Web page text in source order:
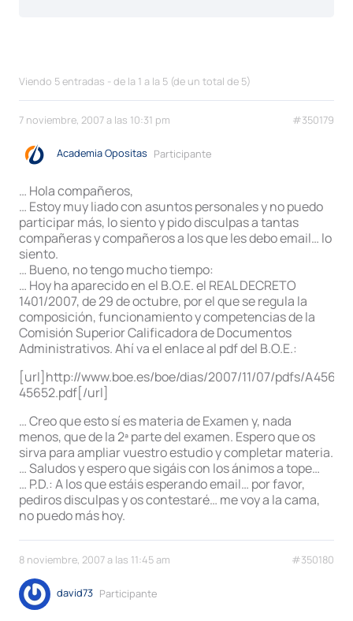
Viendo 5 entradas - de la 1 a la 5 (de un total de 5)
7 noviembre, 2007 a las 10:31 pm #350179
Academia Opositas Participante
… Hola compañeros,
… Estoy muy liado con asuntos personales y no puedo
participar más, lo siento y pido disculpas a tantas
compañeras y compañeros a los que les debo email… lo
siento.
… Bueno, no tengo mucho tiempo:
… Hoy ha aparecido en el B.O.E. el REAL DECRETO
1401/2007, de 29 de octubre, por el que se regula la
composición, funcionamiento y competencias de la
Comisión Superior Calificadora de Documentos
Administrativos. Ahí va el enlace al pdf del B.O.E.:
[url]http://www.boe.es/boe/dias/2007/11/07/pdfs/
45652.pdf[/url]
… Creo que esto sí es materia de Examen y, nada
menos, que de la 2ª parte del examen. Espero que os
sirva para ampliar vuestro estudio y completar materia.
… Saludos y espero que sigáis con los ánimos a tope…
… P.D.: A los que estáis esperando email… por favor,
pediros disculpas y os contestaré… me voy a la cama,
no puedo más hoy.
8 noviembre, 2007 a las 11:45 am #350180
david73 Participante